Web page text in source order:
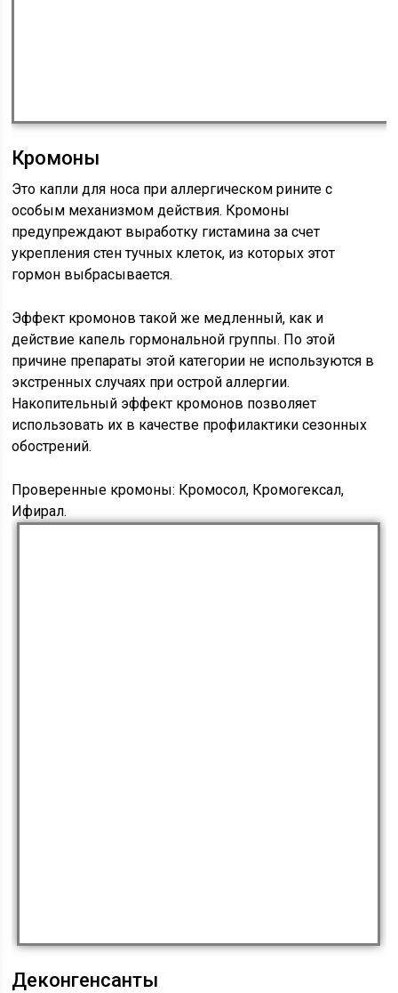
Кромоны
Это капли для носа при аллергическом рините с
особым механизмом действия. Кромоны
предупреждают выработку гистамина за счет
укрепления стен тучных клеток, из которых этот
гормон выбрасывается.
Эффект кромонов такой же медленный, как и
действие капель гормональной группы. По этой
причине препараты этой категории не используются в
экстренных случаях при острой аллергии.
Накопительный эффект кромонов позволяет
использовать их в качестве профилактики сезонных
обострений.
Проверенные кромоны: Кромосол, Кромогексал,
Ифирал.
Деконгенсанты